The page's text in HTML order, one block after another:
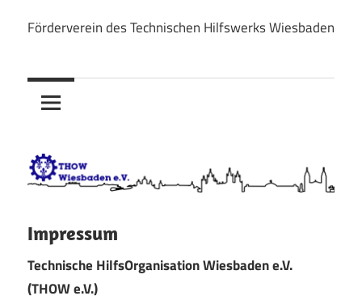
Inhalt
THOW
Wiesbaden
Förderverein des Technischen Hilfswerks Wiesbaden
Impressum
Technische HilfsOrganisation Wiesbaden e.V.
(THOW e.V.)